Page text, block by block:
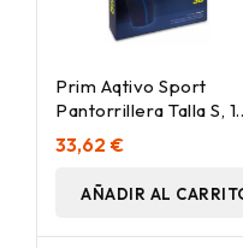
Prim Aqtivo Sport
Pantorrillera Talla S, 1
Ud
33,62 €
AÑADIR AL